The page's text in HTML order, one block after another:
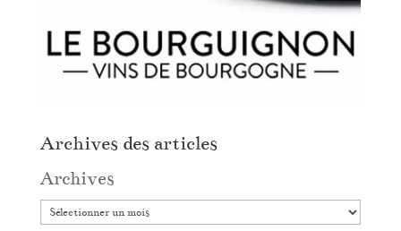
Archives des articles
Archives